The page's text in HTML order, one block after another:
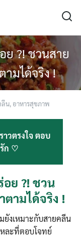
ย ?! ชวนสาย
มได้จริง !
ลีน, อาหารสุขภาพ
วตรงใจ ตอบ
ก ♡
อย ?! ชวน
ตามได้จริง !
ยังเหมาะกับสายคลีน
ละที่ตอบโจทย์